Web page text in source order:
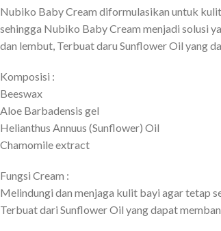
Nubiko Baby Cream diformulasikan untuk
sehingga Nubiko Baby Cream menjadi solusi
dan lembut, Terbuat daru Sunflower Oil yang
Komposisi :
Beeswax
Aloe Barbadensis gel
Helianthus Annuus (Sunflower) Oil
Chamomile extract
Fungsi Cream :
Melindungi dan menjaga kulit bayi agar tetap
Terbuat dari Sunflower Oil yang dapat